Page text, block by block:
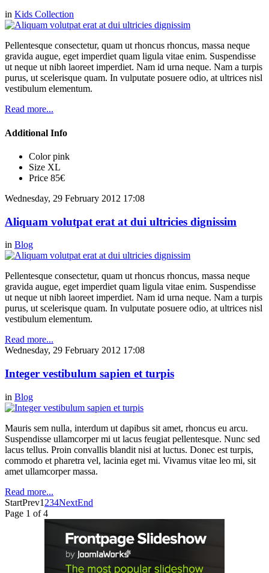
in Kids Collection
Pellentesque consectetur, quam ut rhoncus rhoncus, massa neque
gravida augue, eget imperdiet quam ligula vitae enim. Suspendisse
ut neque ut nibh laoreet imperdiet. Nam id urna neque. Nam a turpis
purus, ut scelerisque quam. In vulputate posuere odio, at ultrices nisl
vestibulum elementum.
Read more...
Additional Info
Color pink
Size XL
Price 85€
Wednesday, 29 February 2012 17:08
Aliquam volutpat erat at dui ultricies dignissim
in Blog
Pellentesque consectetur, quam ut rhoncus rhoncus, massa neque
gravida augue, eget imperdiet quam ligula vitae enim. Suspendisse
ut neque ut nibh laoreet imperdiet. Nam id urna neque. Nam a turpis
purus, ut scelerisque quam. In vulputate posuere odio, at ultrices nisl
vestibulum elementum.
Read more...
Wednesday, 29 February 2012 17:08
Integer vestibulum sapien et turpis
in Blog
Mauris sem nulla, interdum ut dapibus sit amet, rhoncus eu arcu.
Suspendisse ullamcorper mi ut lacus feugiat pellentesque. Nunc sed
lacus tellus. Proin convallis blandit nisi at luctus. Donec est turpis,
commodo et pharetra vel, lacinia eget mi. Vivamus vitae leo mi, sit
amet ullamcorper massa.
Read more...
StartPrev1 234NextEnd
Page 1 of 4